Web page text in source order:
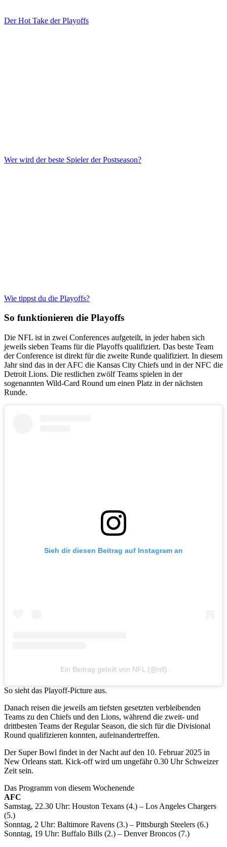
Der Hot Take der Playoffs
Wer wird der beste Spieler der Postseason?
Wie tippst du die Playoffs?
So funktionieren die Playoffs
Die NFL ist in zwei Conferences aufgeteilt, in jeder haben sich
jeweils sieben Teams für die Playoffs qualifiziert. Das beste Team
der Conference ist direkt für die zweite Runde qualifiziert. In diesem
Jahr sind das in der AFC die Kansas City Chiefs und in der NFC die
Detroit Lions. Die restlichen zwölf Teams spielen in der
sogenannten Wild-Card Round um einen Platz in der nächsten
Runde.
Sieh dir diesen Beitrag auf Instagram an
Ein Beitrag geteilt von NFL (@nfl)
So sieht das Playoff-Picture aus.
Danach reisen die jeweils am tiefsten gesetzten verbleibenden
Teams zu den Chiefs und den Lions, während die zweit- und
drittbesten Teams der Regular Season, die sich für die Divisional
Round qualifizieren konnten, aufeinandertreffen.
Der Super Bowl findet in der Nacht auf den 10. Februar 2025 in
New Orleans statt. Kick-off wird um ungefähr 0.30 Uhr Schweizer
Zeit sein.
Das Programm von diesem Wochenende
AFC
Samstag, 22.30 Uhr: Houston Texans (4.) – Los Angeles Chargers
(5.)
Sonntag, 2 Uhr: Baltimore Ravens (3.) – Pittsburgh Steelers (6.)
Sonntag, 19 Uhr: Buffalo Bills (2.) – Denver Broncos (7.)